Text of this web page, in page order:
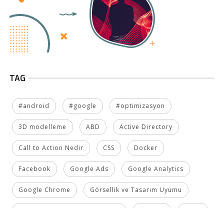
TAG
#android #google #optimizasyon
3D modelleme ABD Active Directory
Call to Action Nedir CSS Docker
Facebook Google Ads Google Analytics
Google Chrome Görsellik ve Tasarım Uyumu